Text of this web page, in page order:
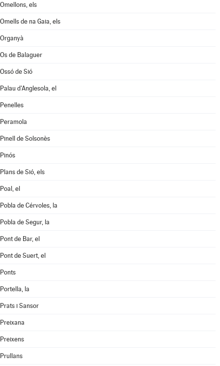
Omellons, els
Omells de na Gaia, els
Organyà
Os de Balaguer
Ossó de Sió
Palau d'Anglesola, el
Penelles
Peramola
Pinell de Solsonès
Pinós
Plans de Sió, els
Poal, el
Pobla de Cérvoles, la
Pobla de Segur, la
Pont de Bar, el
Pont de Suert, el
Ponts
Portella, la
Prats i Sansor
Preixana
Preixens
Prullans